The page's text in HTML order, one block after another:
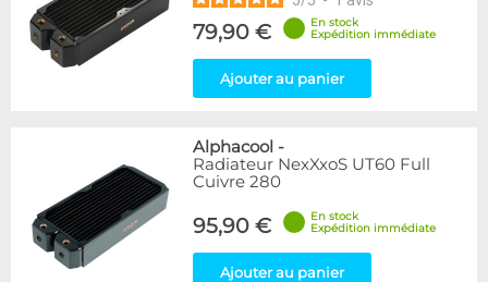
79,90 €
En stock
Expédition immédiate
Ajouter au panier
Alphacool -
Radiateur NexXxoS UT60 Full
Cuivre 280
95,90 €
En stock
Expédition immédiate
Ajouter au panier